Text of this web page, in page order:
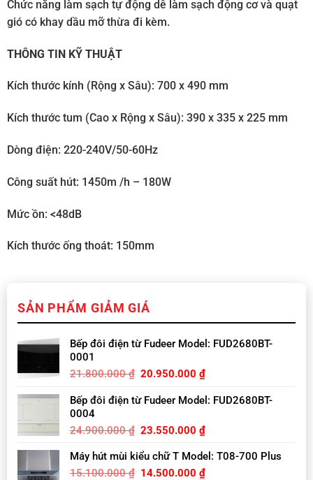
Chức năng làm sạch tự động dễ làm sạch động cơ và quạt
gió có khay dầu mỡ thừa đi kèm.
THÔNG TIN KỸ THUẬT
Kích thước kính (Rộng x Sâu): 700 x 490 mm
Kích thước tum (Cao x Rộng x Sâu): 390 x 335 x 225 mm
Dòng điện: 220-240V/50-60Hz
Công suất hút: 1450m /h – 180W
Mức ồn: <48dB
Kích thước ống thoát: 150mm
SẢN PHẨM GIẢM GIÁ
Bếp đôi điện từ Fudeer Model: FUD2680BT-
0001
21.800.000₫ Original
was:
20.950.000₫Current
is:
Bếp đôi điện từ Fudeer Model: FUD2680BT-
0004
24.900.000₫ Original
was:
24.900.000 ₫.
23.550.000₫Current
is:
23.550.000 ₫.
Máy hút mùi kiểu chữ T Model: T08-700 Plus
15.100.000₫ Original
14.500.000₫Current